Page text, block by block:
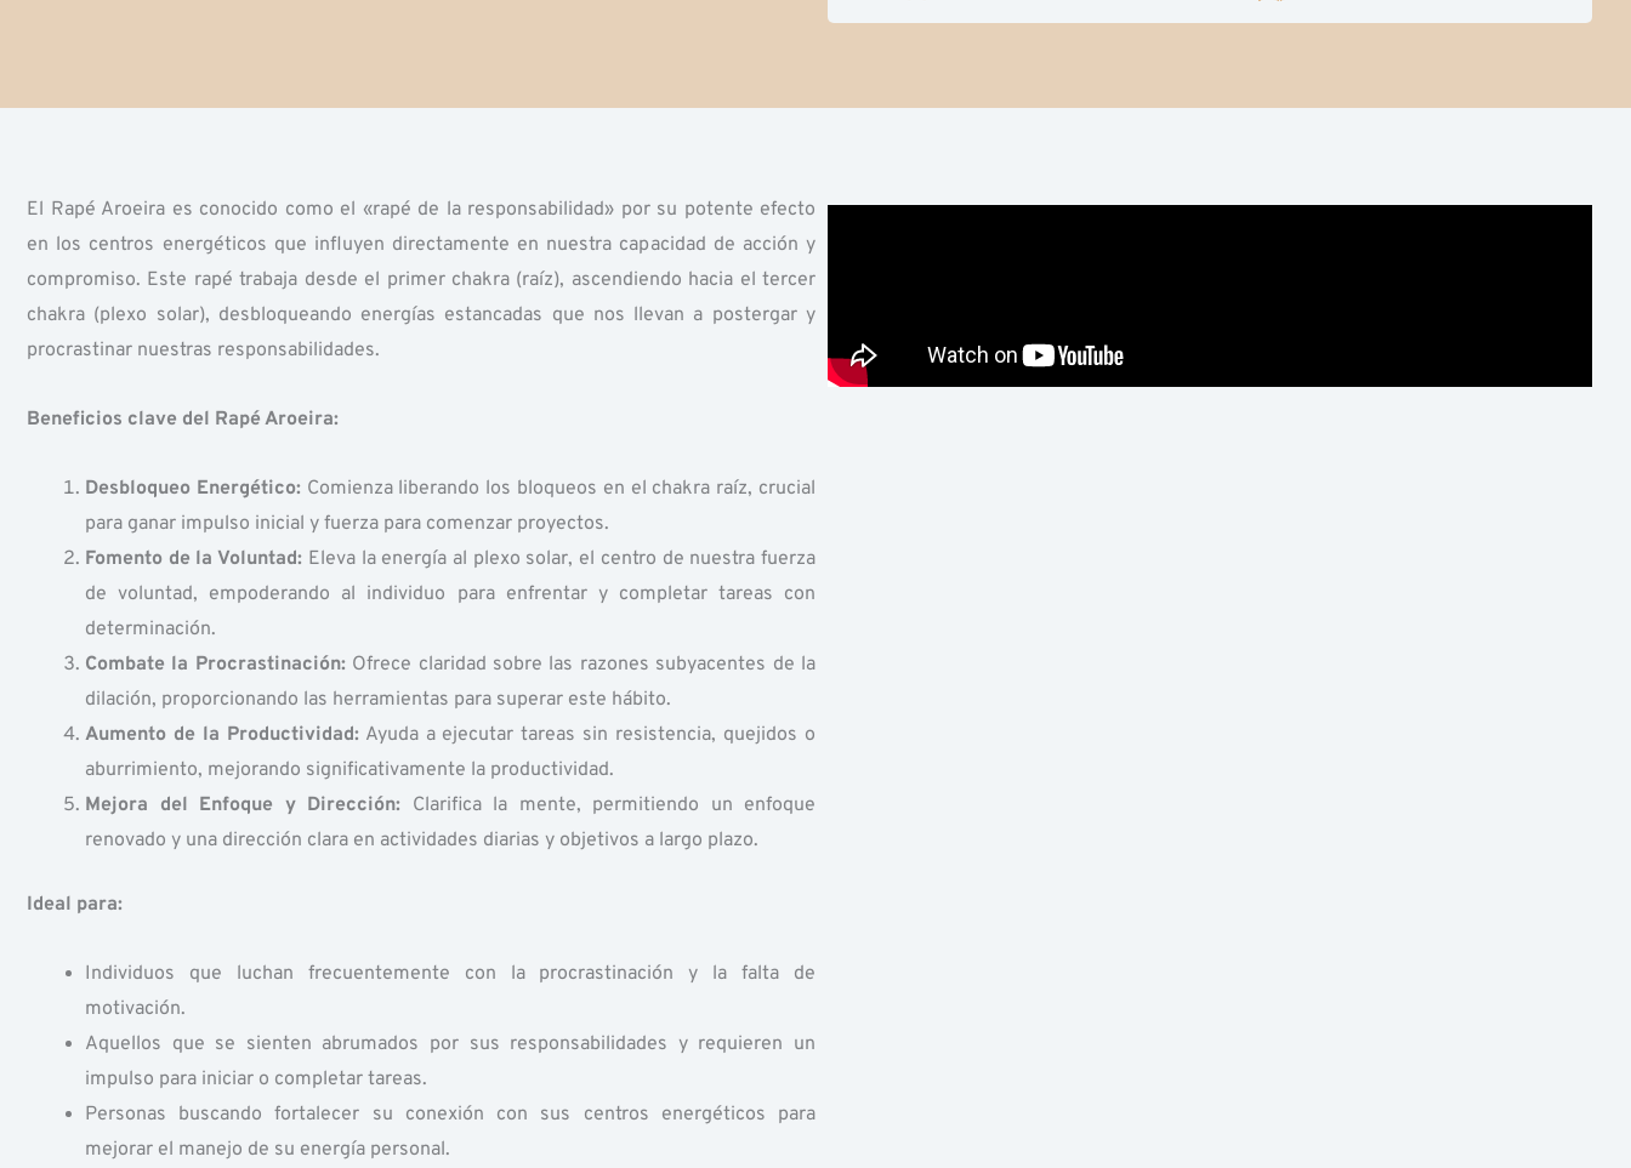
El Rapé Aroeira es conocido como el «rapé de la responsabilidad» por su potente efecto
en los centros energéticos que influyen directamente en nuestra capacidad de acción y
compromiso. Este rapé trabaja desde el primer chakra (raíz), ascendiendo hacia el tercer
chakra (plexo solar), desbloqueando energías estancadas que nos llevan a postergar y
procrastinar nuestras responsabilidades.
Beneficios clave del Rapé Aroeira:
Desbloqueo Energético:Comienza liberando los bloqueos en el chakra raíz, crucial
para ganar impulso inicial y fuerza para comenzar proyectos.
Fomento de la Voluntad: Eleva la energía al plexo solar, el centro de nuestra fuerza
de voluntad, empoderando al individuo para enfrentar y completar tareas con
determinación.
Combate la Procrastinación:Ofrece claridad sobre las razones subyacentes de la
dilación, proporcionando las herramientas para superar este hábito.
Aumento de la Productividad:Ayuda a ejecutar tareas sin resistencia, quejidos o
aburrimiento, mejorando significativamente la productividad.
Mejora del Enfoque y Dirección: Clarifica la mente, permitiendo un enfoque
renovado y una dirección clara en actividades diarias y objetivos a largo plazo.
Ideal para:
Individuos que luchan frecuentemente con la procrastinación y la falta de
motivación.
Aquellos que se sienten abrumados por sus responsabilidades y requieren un
impulso para iniciar o completar tareas.
Personas buscando fortalecer su conexión con sus centros energéticos para
mejorar el manejo de su energía personal.